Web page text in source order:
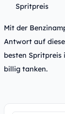
Spritpreis
Mit der
Antwort auf
besten Spritpreis
billig tanken.